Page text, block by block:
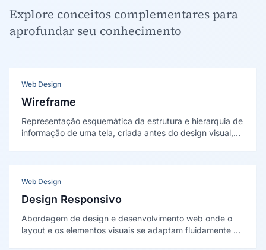
Explore conceitos complementares para
aprofundar seu conhecimento
Web Design
Wireframe
Representação esquemática da estrutura e hierarquia de
informação de uma tela, criada antes do design visual,
Web Design
Design Responsivo
Abordagem de design e desenvolvimento web onde o
layout e os elementos visuais se adaptam fluidamente a